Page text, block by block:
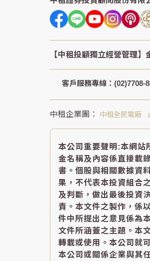
客戶服務專線：(02)7708-
中租全民電廠
本公司重要聲明:本網站
金名稱及內容係直接載
書。個股與相關數據資
果，不代表本投資組合
及判斷，做出最後投資
責。本文件之製作，係
件中所提出之意見係為
文件所涵蓋之主題。本
轉載或使用。本公司就
本公司或關係企業與其